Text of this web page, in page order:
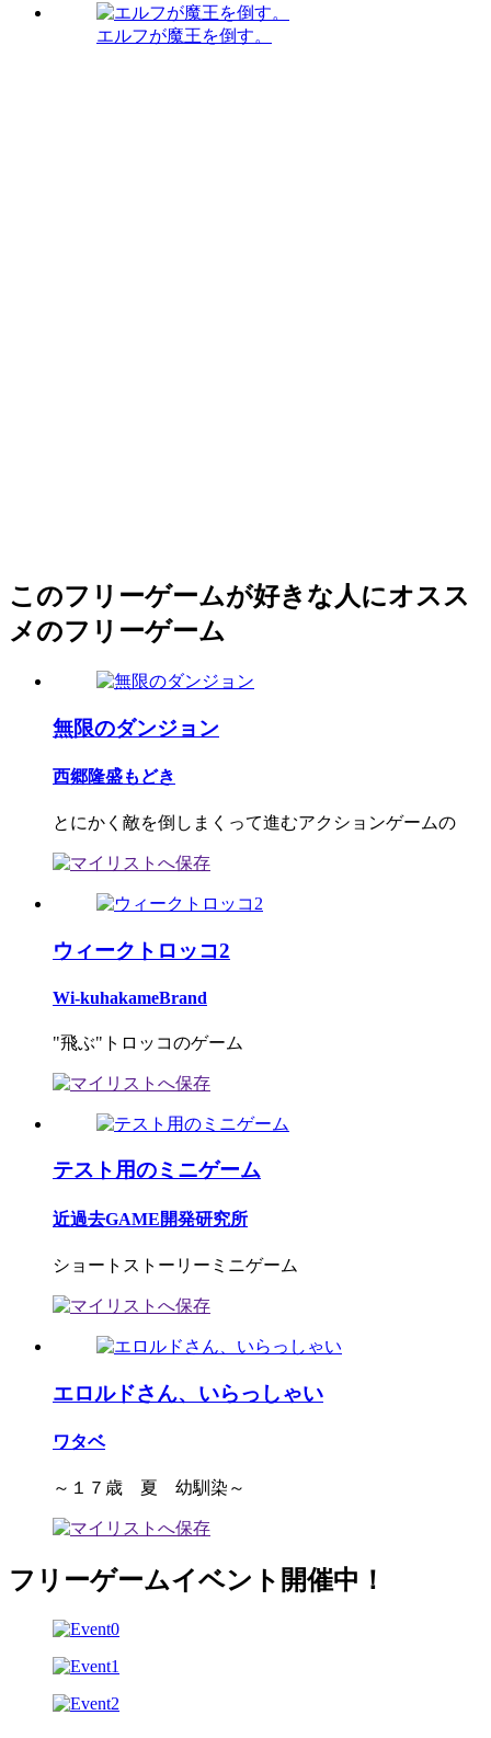
エルフが魔王を倒す。
このフリーゲームが好きな人にオスス
メのフリーゲーム
無限のダンジョン
西郷隆盛もどき
とにかく敵を倒しまくって進むアクションゲームの
ウィークトロッコ2
Wi-kuhakameBrand
"飛ぶ"トロッコのゲーム
テスト用のミニゲーム
近過去GAME開発研究所
ショートストーリーミニゲーム
エロルドさん、いらっしゃい
ワタベ
～１７歳 夏 幼馴染～
フリーゲームイベント開催中！